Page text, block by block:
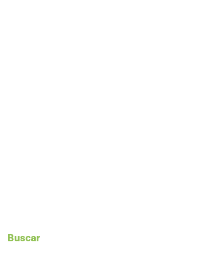
Buscar